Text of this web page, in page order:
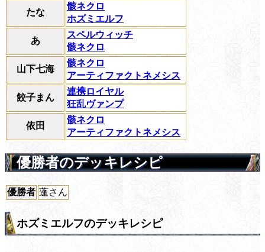
たな
骸ネクロ
ホズミエルフ
あ
スペルウィッチ
骸ネクロ
山下七海
骸ネクロ
アーティファクトネメシス
餃子まん
連携ロイヤル
狂乱ヴァンプ
依田
骸ネクロ
アーティファクトネメシス
優勝者のデッキレシピ
優勝者 蓬さん
ホズミエルフのデッキレシピ